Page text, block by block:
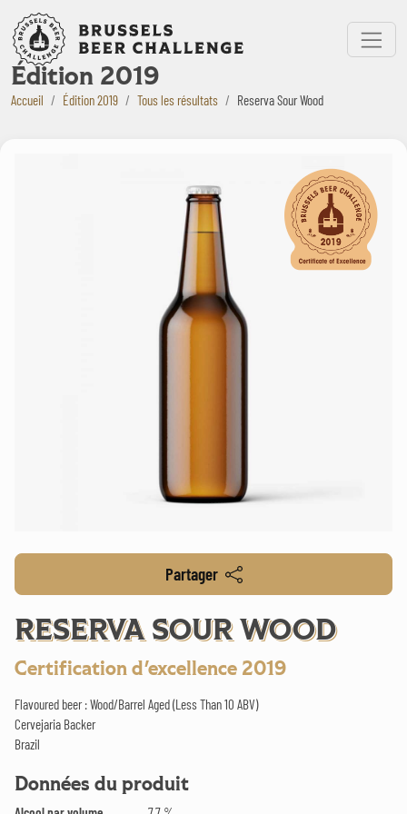
Bruxelles Beer Challenge
Menu
Édition 2019
Accueil Édition 2019 Tous les résultats Reserva Sour Wood
Partager
RESERVA SOUR WOOD
Certification d'excellence 2019
Flavoured beer : Wood/Barrel Aged (Less Than 10 ABV)
Cervejaria Backer
Brazil
Données du produit